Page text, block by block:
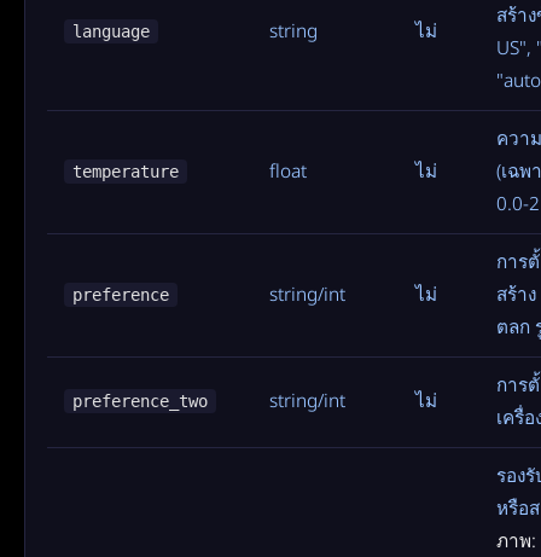
language string ไม่
สร้า
US",
temperature float ไม่
ควา
(เฉพ
0.0-
preference string/int ไม่
การ
สร้า
ตลก
preference_two string/int ไม่
การ
เครื่
รอง
หรือ
ภาพ: